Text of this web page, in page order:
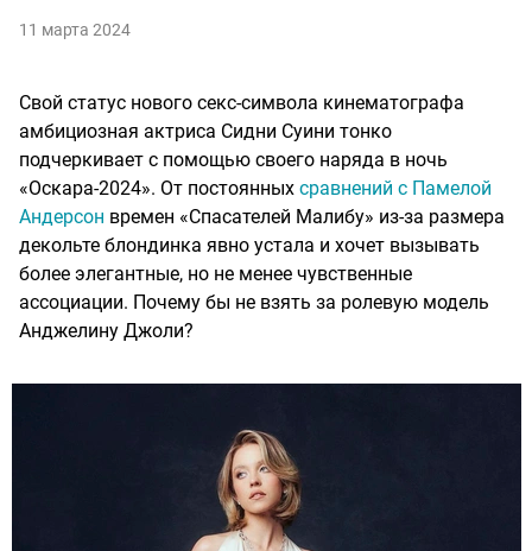
11 марта 2024
Свой статус нового секс-символа кинематографа
амбициозная актриса Сидни Суини тонко
подчеркивает с помощью своего наряда в ночь
«Оскара-2024». От постоянных сравнений с Памелой
Андерсон времен «Спасателей Малибу» из-за размера
декольте блондинка явно устала и хочет вызывать
более элегантные, но не менее чувственные
ассоциации. Почему бы не взять за ролевую модель
Анджелину Джоли?